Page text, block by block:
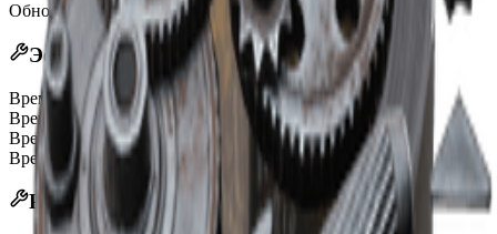
Обновлено
:Jan 09, 2026
Эффекты
Время экипировки +20%
Время снятия экипировки +20%
Время восстановления разброса -50%
Время восстановления отдачи -50%
Рецепт крафта